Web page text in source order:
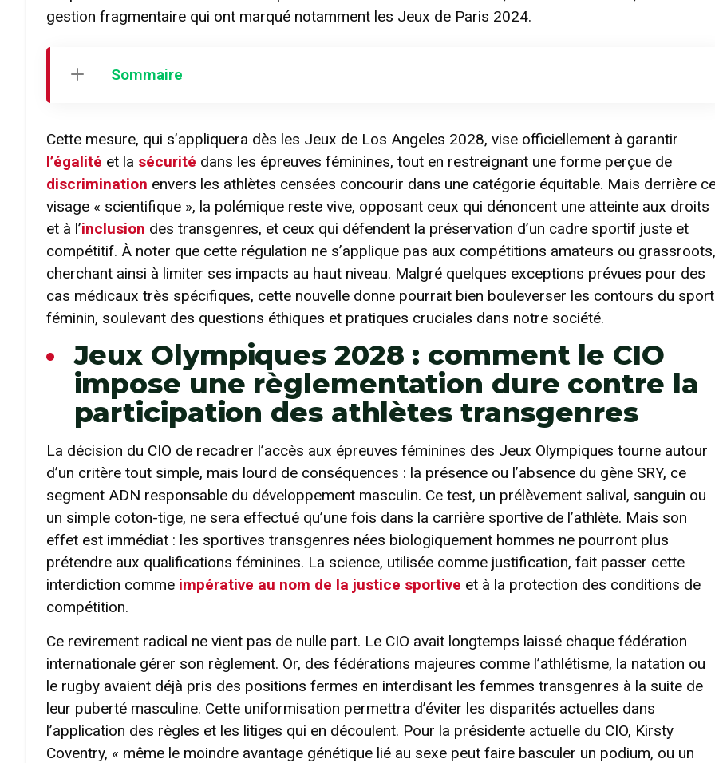
gestion fragmentaire qui ont marqué notamment les Jeux de Paris 2024.
Sommaire
Cette mesure, qui s’appliquera dès les Jeux de Los Angeles 2028, vise officiellement à garantir
l’égalité et la sécurité dans les épreuves féminines, tout en restreignant une forme perçue de
discrimination envers les athlètes censées concourir dans une catégorie équitable. Mais derrière
visage « scientifique », la polémique reste vive, opposant ceux qui dénoncent une atteinte aux droits
et à l’inclusion des transgenres, et ceux qui défendent la préservation d’un cadre sportif juste et
compétitif. À noter que cette régulation ne s’applique pas aux compétitions amateurs ou grassroots,
cherchant ainsi à limiter ses impacts au haut niveau. Malgré quelques exceptions prévues pour des
cas médicaux très spécifiques, cette nouvelle donne pourrait bien bouleverser les contours du sport
féminin, soulevant des questions éthiques et pratiques cruciales dans notre société.
Jeux Olympiques 2028 : comment le CIO
impose une règlementation dure contre la
participation des athlètes transgenres
La décision du CIO de recadrer l’accès aux épreuves féminines des Jeux Olympiques tourne autour
d’un critère tout simple, mais lourd de conséquences : la présence ou l’absence du gène SRY, ce
segment ADN responsable du développement masculin. Ce test, un prélèvement salival, sanguin ou
un simple coton-tige, ne sera effectué qu’une fois dans la carrière sportive de l’athlète. Mais son
effet est immédiat : les sportives transgenres nées biologiquement hommes ne pourront plus
prétendre aux qualifications féminines. La science, utilisée comme justification, fait passer cette
interdiction comme impérative au nom de la justice sportive et à la protection des conditions de
compétition.
Ce revirement radical ne vient pas de nulle part. Le CIO avait longtemps laissé chaque fédération
internationale gérer son règlement. Or, des fédérations majeures comme l’athlétisme, la natation ou
le rugby avaient déjà pris des positions fermes en interdisant les femmes transgenres à la suite de
leur puberté masculine. Cette uniformisation permettra d’éviter les disparités actuelles dans
l’application des règles et les litiges qui en découlent. Pour la présidente actuelle du CIO, Kirsty
Coventry, « même le moindre avantage génétique lié au sexe peut faire basculer un podium, ou un